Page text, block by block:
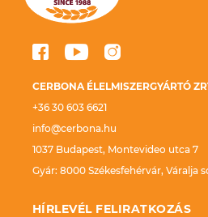
CERBONA ÉLELMISZERGYÁRTÓ
+36 30 603 6621
info@cerbona.hu
1037 Budapest, Montevideo utca 7
Gyár: 8000 Székesfehérvár, Váralja
HÍRLEVÉL FELIRATKOZÁS